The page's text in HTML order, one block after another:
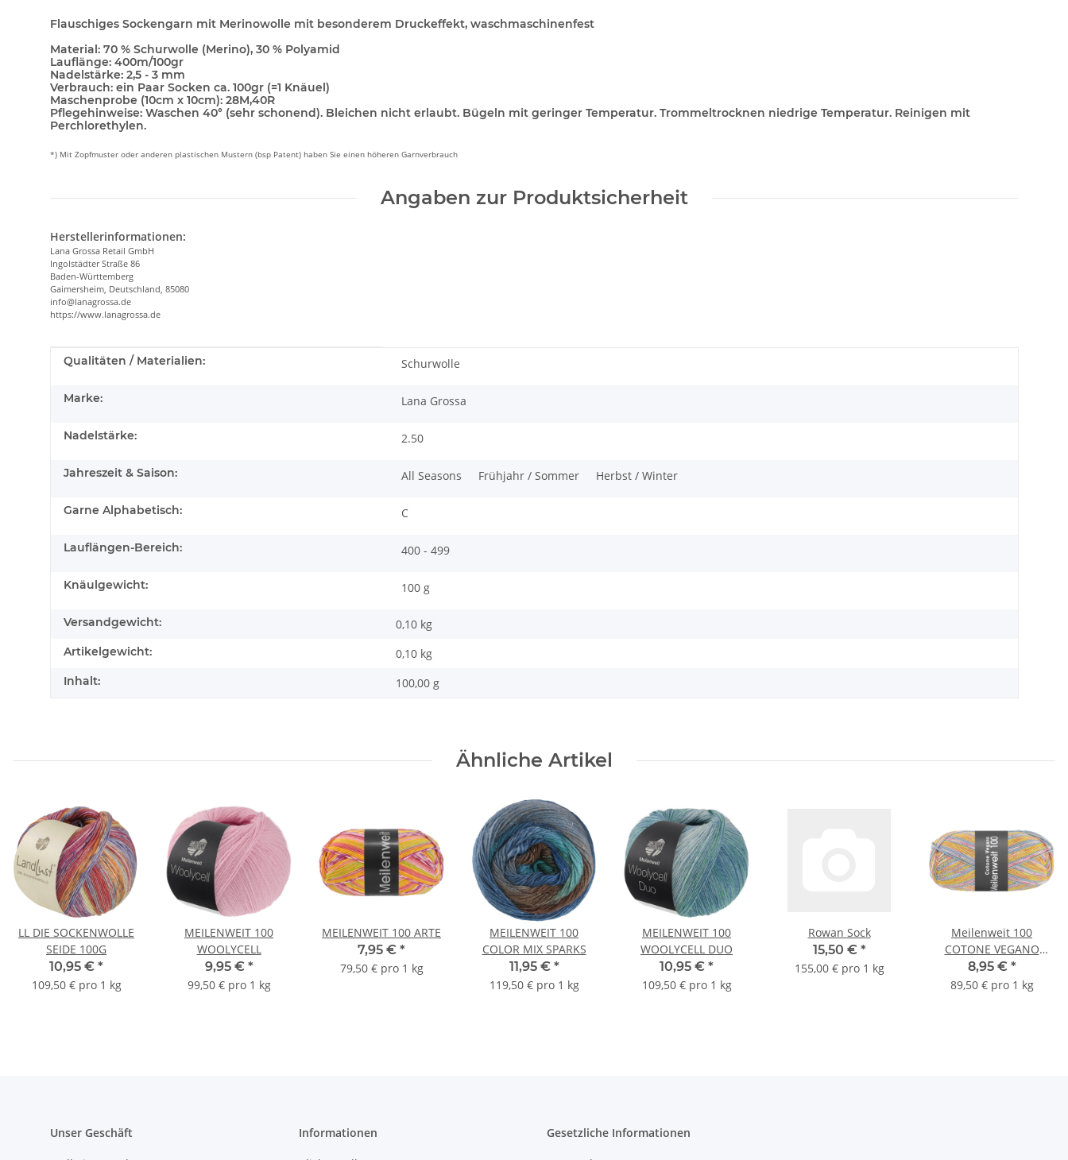
Flauschiges Sockengarn mit Merinowolle mit besonderem Druckeffekt, waschmaschinenfest
Material: 70 % Schurwolle (Merino), 30 % Polyamid
Lauflänge: 400m/100gr
Nadelstärke: 2,5 - 3 mm
Verbrauch: ein Paar Socken ca. 100gr (=1 Knäuel)
Maschenprobe (10cm x 10cm): 28M,40R
Pflegehinweise: Waschen 40° (sehr schonend). Bleichen nicht erlaubt. Bügeln mit geringer Temperatur. Trommeltrocknen niedrige Temperatur. Reinigen mit
Perchlorethylen.
*) Mit Zopfmuster oder anderen plastischen Mustern (bsp Patent) haben Sie einen höheren Garnverbrauch
Angaben zur Produktsicherheit
Herstellerinformationen:
Lana Grossa Retail GmbH
Ingolstädter Straße 86
Baden-Württemberg
Gaimersheim, Deutschland, 85080
info@lanagrossa.de
https://www.lanagrossa.de
Produkteigenschaft
Wert
Qualitäten / Materialien: Schurwolle
Marke: Lana Grossa
Nadelstärke: 2.50
Jahreszeit & Saison: All Seasons Frühjahr / Sommer Herbst / Winter
Garne Alphabetisch: C
Lauflängen-Bereich: 400 - 499
Knäulgewicht: 100 g
Versandgewicht: 0,10 kg
Artikelgewicht: 0,10 kg
Inhalt: 100,00 g
Ähnliche Artikel
LL DIE SOCKENWOLLE
SEIDE 100G
10,95 € *
109,50 € pro 1 kg
MEILENWEIT 100
WOOLYCELL
9,95 € *
99,50 € pro 1 kg
MEILENWEIT 100 ARTE
7,95 € *
79,50 € pro 1 kg
MEILENWEIT 100
COLOR MIX SPARKS
11,95 € *
119,50 € pro 1 kg
MEILENWEIT 100
WOOLYCELL DUO
10,95 € *
109,50 € pro 1 kg
Rowan Sock
15,50 € *
155,00 € pro 1 kg
Meilenweit 100
COTONE VEGANO
BAIA*
8,95 € *
89,50 € pro 1 kg
Unser Geschäft Informationen Gesetzliche Informationen